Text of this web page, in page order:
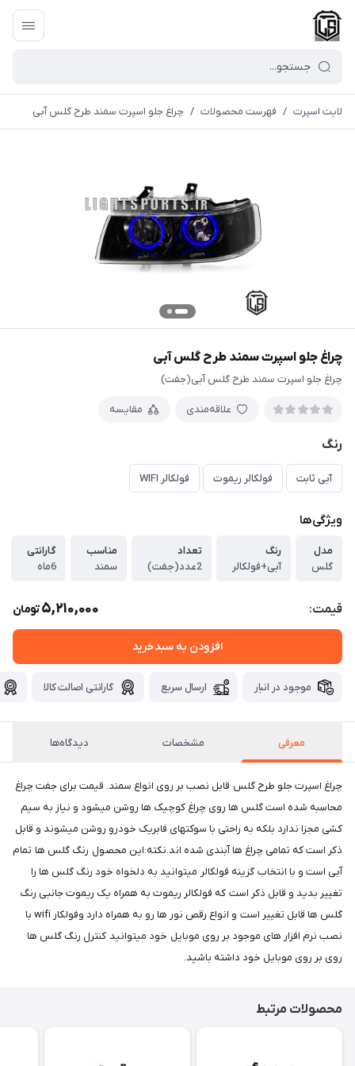
لایت اسپرت / فهرست محصولات / چراغ جلو اسپرت سمند طرح گلس آبی
چراغ جلو اسپرت سمند طرح گلس آبی
چراغ جلو اسپرت سمند طرح گلس آبی(جفت)
علاقه‌مندی مقایسه
رنگ
آبی ثابت فولکالر ریموت فولکالر WIFI
ویژگی‌ها
مدل
گلس
رنگ
آبی+فولکالر
تعداد
2عدد(جفت)
مناسب
سمند
گارانتی
6ماه
قیمت: 5,210,000تومان
افزودن به سبدخرید
موجود در انبار ارسال سریع گارانتی اصالت کالا
معرفی مشخصات دیدگاه‌ها
چراغ اسپرت جلو طرح گلس قابل نصب بر روی انواع سمند. قیمت برای جفت چراغ
محاسبه شده است گلس ها روی چراغ کوچیک ها روشن میشود و نیاز به سیم
کشی مجزا ندارد بلکه به راحتی با سوکتهای فابریک خودرو روشن میشوند و قابل
ذکر است که تمامی چراغ ها آبندی شده اند.نکته:این محصول رنگ گلس ها تمام
آبی است و با انتخاب گزینه فولکالر میتوانید به دلخواه خود رنگ گلس ها را
تغییر بدید و قابل ذکر است که فولکالر ریموت به همراه یک ریموت جانبی رنگ
گلس ها قابل تغییر است و انواع رقص نور ها رو به همراه دارد وفولکار wifi با
نصب نرم افزار های موجود بر روی موبایل خود میتوانید کنترل رنگ گلس ها
روی بر روی موبایل خود داشته باشید.
محصولات مرتبط